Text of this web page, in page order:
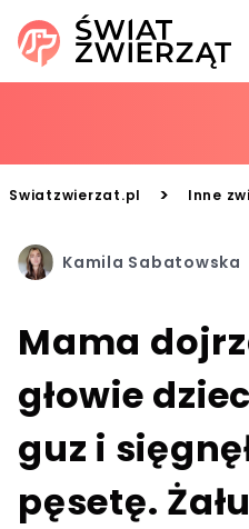
Swiatzwierzat.pl > Inne
Kamila Sabatowska
Mama
głowie
guz i
pęsetę.